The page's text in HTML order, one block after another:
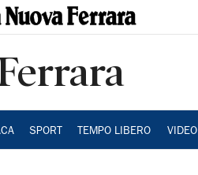
SPORT TEMPO LIBERO VIDEO